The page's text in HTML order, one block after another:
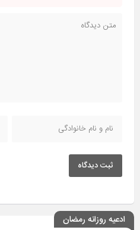
ثبت دیدگاه
ادعیه روزانه رمضان